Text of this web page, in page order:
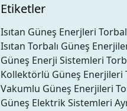
Etiketler
Isıtan Güneş Enerjleri
Isıtan Torbalı Güneş
Güneş Enerji Sistemleri
Kollektörlü Güneş Enerjileri
Vakumlu Güneş Enerjileri
Güneş Elektrik Sistemleri